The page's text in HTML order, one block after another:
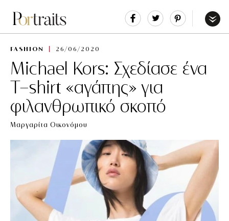
Share Tweet
FASHION 26/06/2020
Michael Kors: Σχεδίασε ένα
T-shirt «αγάπης» για
φιλανθρωπικό σκοπό
Μαργαρίτα Οικονόμου